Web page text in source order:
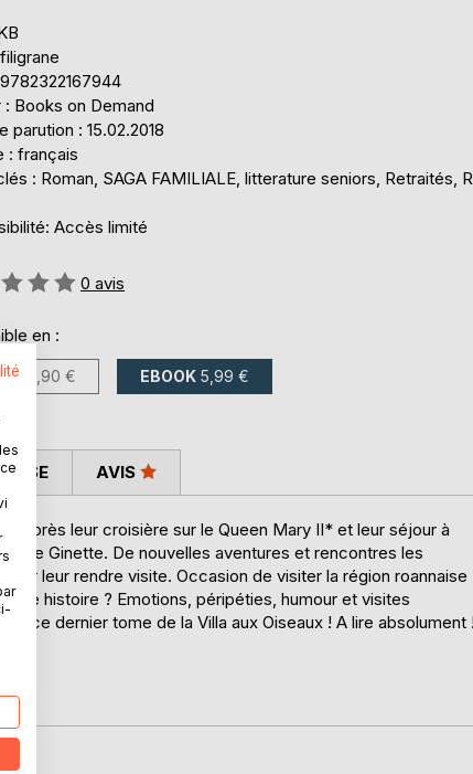
: Books on Demand
parution : 15.02.2018
: français
: Roman, SAGA FAMILIALE, litterature seniors, Retraités,
Accès limité
0 avis
en :
14,90 € EBOOK 5,99 €
après leur croisière sur le Queen Mary II* et leur séjour à
de Ginette. De nouvelles aventures et rencontres les
leur rendre visite. Occasion de visiter la région roannaise
histoire ? Emotions, péripéties, humour et visites
ce dernier tome de la Villa aux Oiseaux ! A lire absolument
AVIS